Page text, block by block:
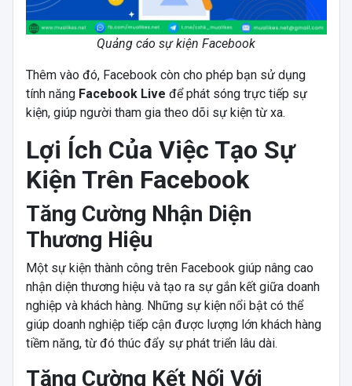
Quảng cáo sự kiện Facebook
Thêm vào đó, Facebook còn cho phép bạn sử dụng
tính năng Facebook Live để phát sóng trực tiếp sự
kiện, giúp người tham gia theo dõi sự kiện từ xa.
Lợi Ích Của Việc Tạo Sự
Kiện Trên Facebook
Tăng Cường Nhận Diện
Thương Hiệu
Một sự kiện thành công trên Facebook giúp nâng cao
nhận diện thương hiệu và tạo ra sự gắn kết giữa doanh
nghiệp và khách hàng. Những sự kiện nổi bật có thể
giúp doanh nghiệp tiếp cận được lượng lớn khách hàng
tiềm năng, từ đó thúc đẩy sự phát triển lâu dài.
Tăng Cường Kết Nối Với